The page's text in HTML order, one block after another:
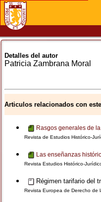
Detalles del autor
Patricia Zambrana Moral
Articulos relacionados con
Rasgos generales de
Revista de Estudios Histórico-
Las enseñanzas
Revista Estudios Histórico-
Régimen tarifario del
Revista Europea de Derecho de